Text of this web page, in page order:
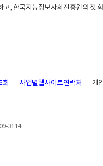
, 한국지능정보사회진흥원의 첫
회 사업별웹사이트연락처 개
3114